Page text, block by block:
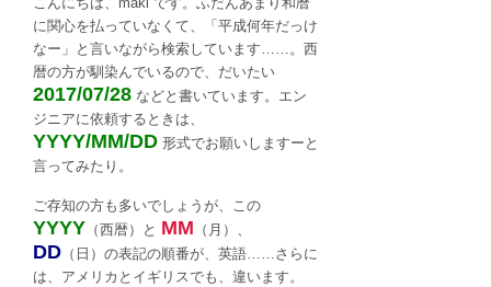
表
に関心を払っていなくて、「平成何年だっけ
なー」と言いながら検索しています……。西
暦の方が馴染んでいるので、だいたい
2017/07/28 などと書いています。エン
ジニアに依頼するときは、
YYYY/MM/DD 形式でお願いしますーと
言ってみたり。
ご存知の方も多いでしょうが、この
YYYY （西暦）と MM （月）、
DD （日）の表記の順番が、英語……さらに
は、アメリカとイギリスでも、違います。